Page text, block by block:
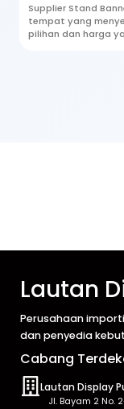
Supplier Stand
tempat yang
pilihan dan harga
Lautan
Perusahaan
dan penyedia
Cabang
Lautan Display
Jl. Bayam 2 No.